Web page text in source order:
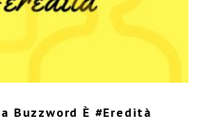
Buzzword È #eredità